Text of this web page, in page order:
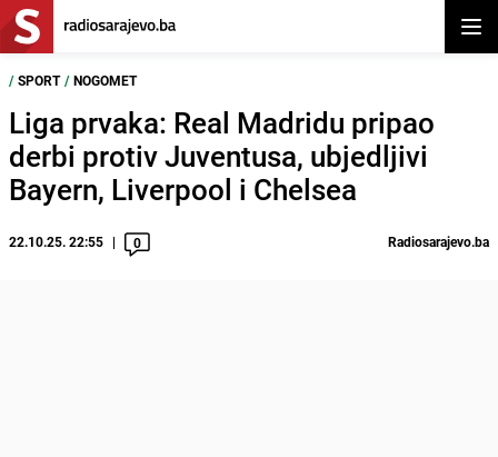
/ SPORT / NOGOMET
Liga prvaka: Real Madridu pripao
derbi protiv Juventusa, ubjedljivi
Bayern, Liverpool i Chelsea
22.10.25. 22:55 0 Radiosarajevo.ba